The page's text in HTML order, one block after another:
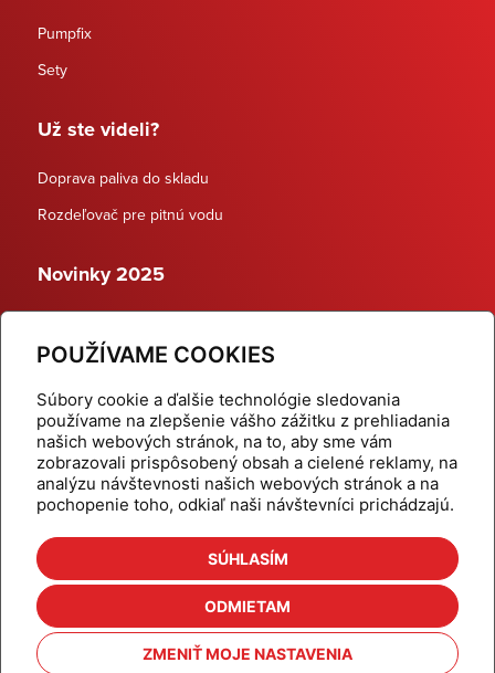
POUŽÍVAME COOKIES
Súbory cookie a ďalšie technológie sledovania
používame na zlepšenie vášho zážitku z prehliadania
našich webových stránok, na to, aby sme vám
zobrazovali prispôsobený obsah a cielené reklamy, na
analýzu návštevnosti našich webových stránok a na
pochopenie toho, odkiaľ naši návštevníci prichádzajú.
SÚHLASÍM
ODMIETAM
ZMENIŤ MOJE NASTAVENIA
Pumpfix
Sety
Už ste videli?
Doprava paliva do skladu
Rozdeľovač pre pitnú vodu
Novinky 2025
Dynamické termostatické ventily
Domov
Produkty
Aktuality
Odber šikovné tipy
Kalkulačky
Cenníky
Na stiahnutie
Referencie
Kontakt